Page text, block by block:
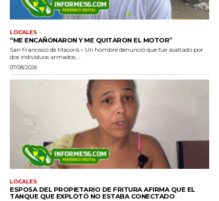
LOCALES
“ME ENCAÑONARON Y ME QUITARON EL MOTOR”
San Francisco de Macorís.– Un hombre denunció que fue asaltado por
dos individuos armados,...
07/08/2026
LOCALES
ESPOSA DEL PROPIETARIO DE FRITURA AFIRMA QUE EL
TANQUE QUE EXPLOTÓ NO ESTABA CONECTADO